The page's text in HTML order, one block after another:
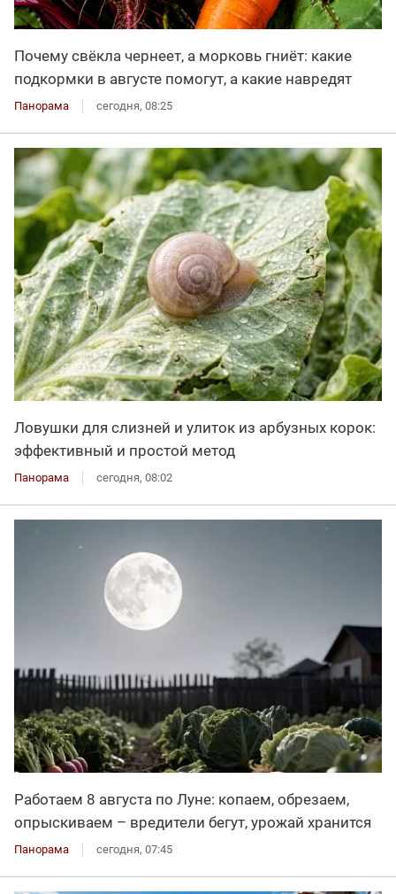
Почему свёкла чернеет, а морковь гниёт: какие
подкормки в августе помогут, а какие навредят
Панорама сегодня, 08:25
Ловушки для слизней и улиток из арбузных корок:
эффективный и простой метод
Панорама сегодня, 08:02
Работаем 8 августа по Луне: копаем, обрезаем,
опрыскиваем – вредители бегут, урожай хранится
Панорама сегодня, 07:45